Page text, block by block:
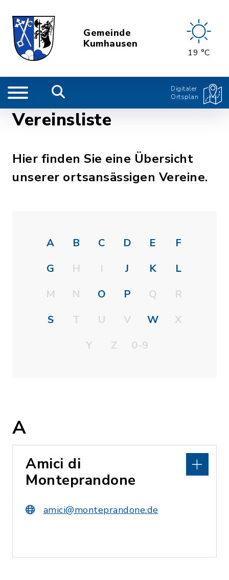
Gemeinde
Kumhausen
19 °C
Digitaler
Ortsplan
Vereinsliste
Hier finden Sie eine Übersicht
unserer ortsansässigen Vereine.
A B C D E
F
G
H I J K
L
M
N O P Q
R
S
T U V W
X
Y
Z 0-9
A
Amici di
Monteprandone
amici@monteprandone.de